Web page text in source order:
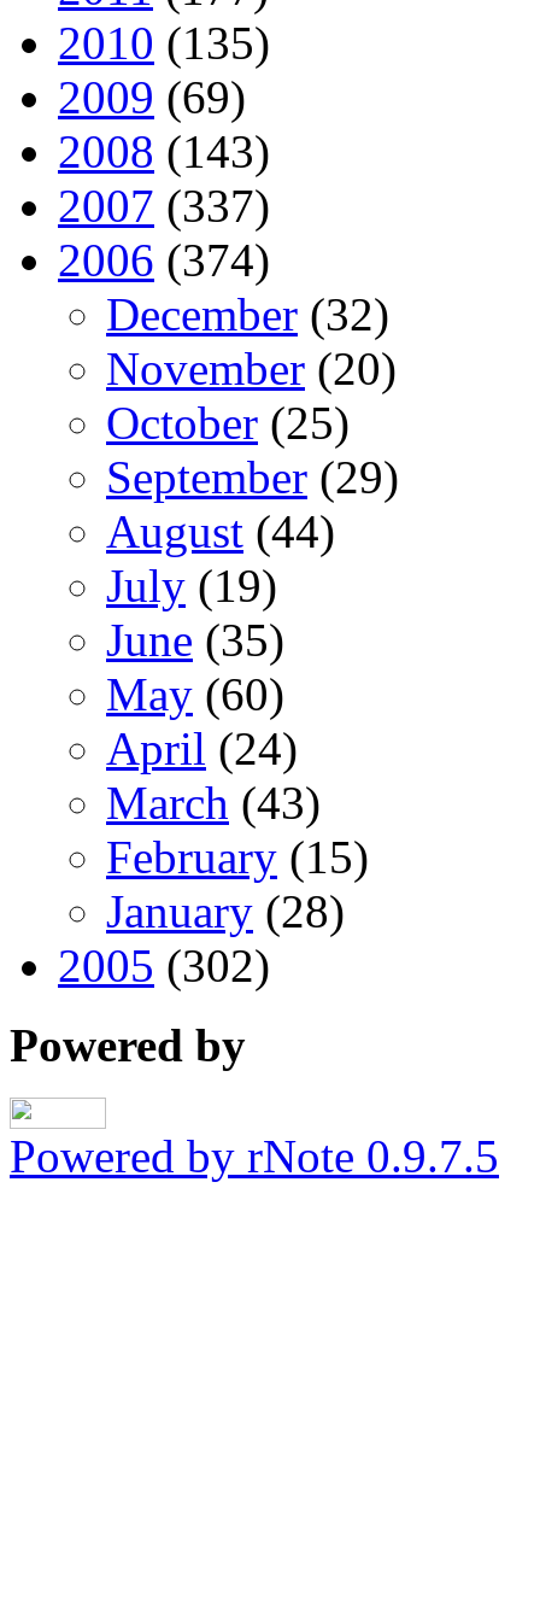
2010 (135)
2009 (69)
2008 (143)
2007 (337)
2006 (374)
December (32)
November (20)
October (25)
September (29)
August (44)
July (19)
June (35)
May (60)
April (24)
March (43)
February (15)
January (28)
2005 (302)
Powered by
Powered by rNote 0.9.7.5